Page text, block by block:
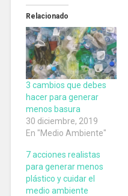
Relacionado
3 cambios que debes
hacer para generar
menos basura
30 diciembre, 2019
En "Medio Ambiente"
7 acciones realistas
para generar menos
plástico y cuidar el
medio ambiente